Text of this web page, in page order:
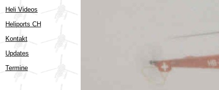
Heli Videos
Heliports CH
Kontakt
Updates
Termine